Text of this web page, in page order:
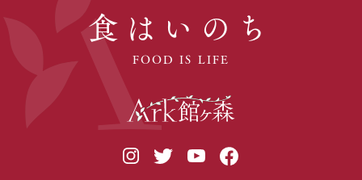
食はいのち
FOOD IS LIFE